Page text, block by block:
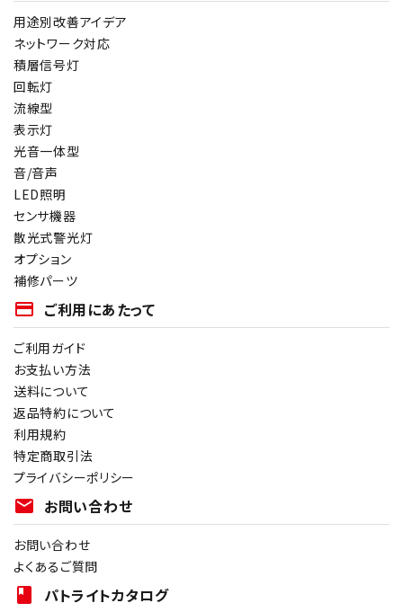
用途別改善アイデア
ネットワーク対応
積層信号灯
回転灯
流線型
表示灯
光音一体型
音/音声
LED照明
センサ機器
散光式警光灯
オプション
補修パーツ
payment ご利用にあたって
ご利用ガイド
お支払い方法
送料について
返品特約について
利用規約
特定商取引法
プライバシーポリシー
mail お問い合わせ
お問い合わせ
よくあるご質問
book パトライトカタログ